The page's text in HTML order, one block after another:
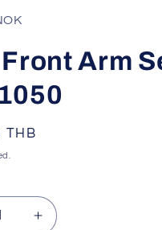
Arm
THB
Increase